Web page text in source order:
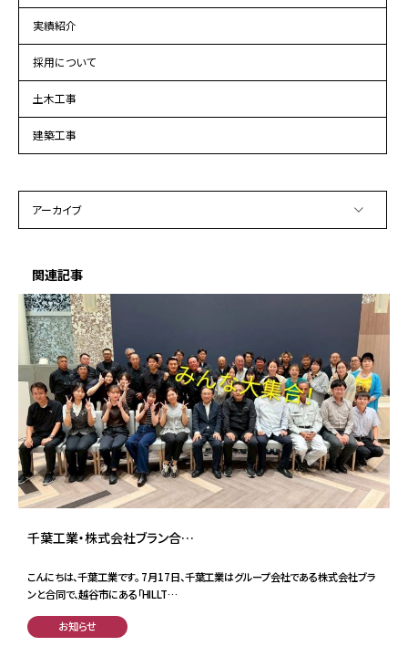
実績紹介
採用について
土木工事
建築工事
アーカイブ
関連記事
千葉工業・株式会社ブラン合…
こんにちは、千葉工業です。 7月17日、千葉工業はグループ会社である株式会社ブラ
ンと合同で、越谷市にある「HILLT…
お知らせ